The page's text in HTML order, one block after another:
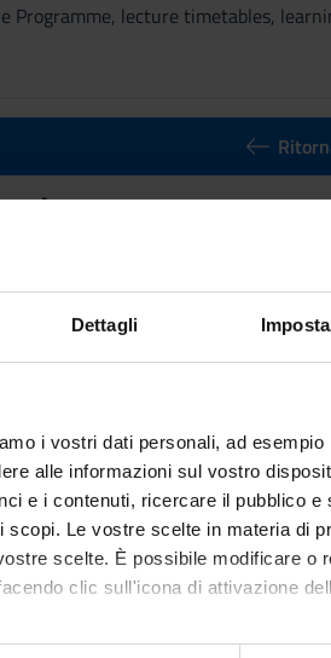
Dettagli
i vostri dati personali, ad
alle informazioni sul vostro
e i contenuti, ricercare il pubblico
Le vostre scelte in materia di
scelte. È possibile modificare o
clic sull'icona di attivazione
Programme, lecture timetables,
Spanish B2 level(2025/2026) -